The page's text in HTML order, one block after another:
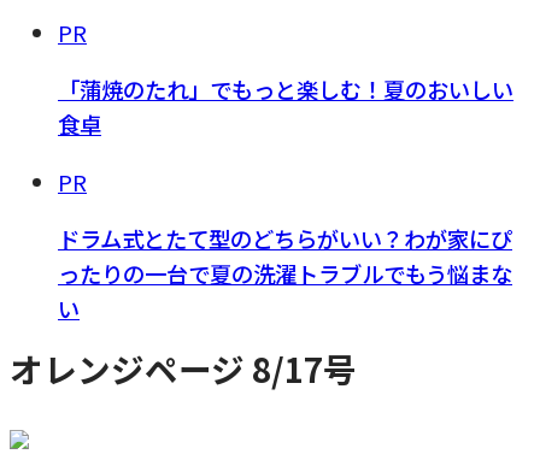
PR
「蒲焼のたれ」でもっと楽しむ！夏のおいしい
食卓
PR
ドラム式とたて型のどちらがいい？わが家にぴ
ったりの一台で夏の洗濯トラブルでもう悩まな
い
オレンジページ 8/17号